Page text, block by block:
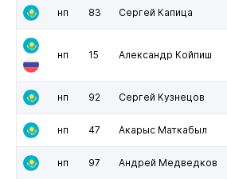
нп 83 Сергей Капица
нп 15 Александр Койпиш
нп 92 Сергей Кузнецов
нп 47 Акарыс Маткабыл
нп 97 Андрей Медведков